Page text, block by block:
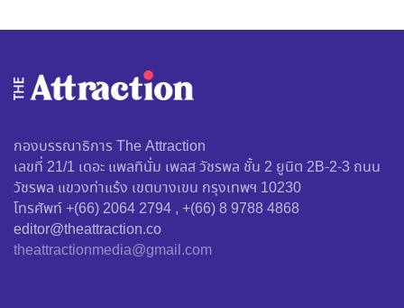
กองบรรณาธิการ The Attraction
เลขที่ 21/1 เดอะ แพลทินั่ม เพลส วัชรพล ชั้น 2 ยูนิต 2B-2-3 ถนน
วัชรพล แขวงท่าแร้ง เขตบางเขน กรุงเทพฯ 10230
โทรศัพท์ +(66) 2064 2794 , +(66) 8 9788 4868
editor@theattraction.co
theattractionmedia@gmail.com